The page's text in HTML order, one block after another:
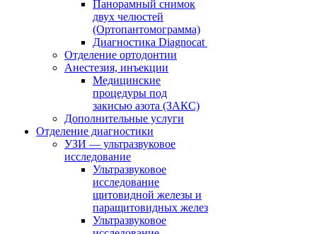
Панорамный снимок
двух челюстей
(Ортопантомограмма)
Диагностика Diagnocat
Отделение ортодонтии
Анестезия, инъекции
Медицинские
процедуры под
закисью азота (ЗАКС)
Дополнительные услуги
Отделение диагностики
УЗИ — ультразвуковое
исследование
Ультразвуковое
исследование
щитовидной железы и
паращитовидных желез
Ультразвуковое